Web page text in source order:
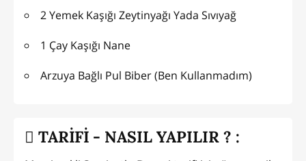
2 Yemek Kaşığı Zeytinyağı Yada Sıvıyağ
1 Çay Kaşığı Nane
Arzuya Bağlı Pul Biber (Ben Kullanmadım)
TARİFİ - NASIL YAPILIR ? :